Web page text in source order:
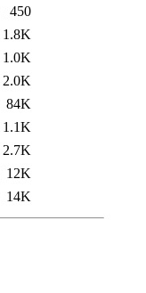
450
1.8K
1.0K
2.0K
84K
1.1K
2.7K
12K
14K